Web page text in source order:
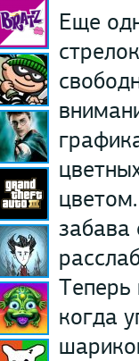
Еще
забава
Теперь
когда